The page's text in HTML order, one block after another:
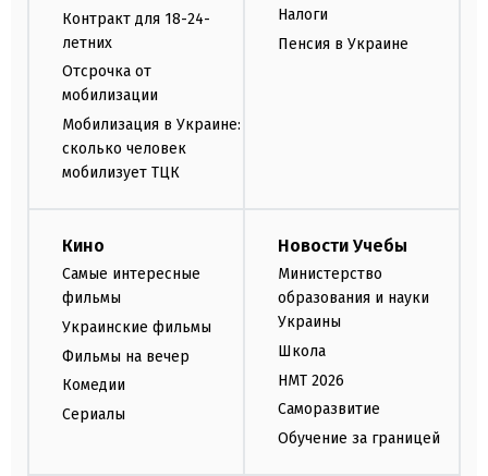
Контракт для 18-24-
летних
Отсрочка от
мобилизации
Мобилизация в Украине:
сколько человек
мобилизует ТЦК
Налоги
Пенсия в Украине
Кино
Самые интересные
фильмы
Украинские фильмы
Фильмы на вечер
Комедии
Сериалы
Новости Учебы
Министерство
образования и науки
Украины
Школа
НМТ 2026
Саморазвитие
Обучение за границей